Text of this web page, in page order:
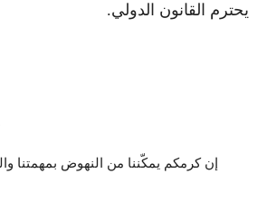
يحترم القانون الدولي.
إن كرمكم يمكّننا من النهوض بمهمتنا